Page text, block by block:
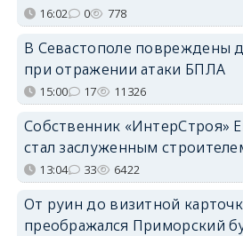
16:02 0 778
В Севастополе повреждены
при отражении атаки БПЛА
15:00 17 11326
Собственник «ИнтерСтроя»
стал заслуженным
13:04 33 6422
От руин до визитной
преображался Приморский